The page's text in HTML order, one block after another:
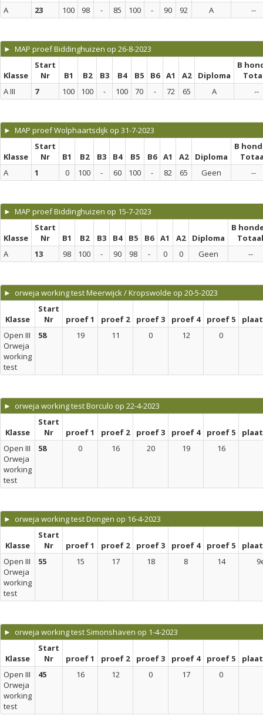
A
23 100 98 - 85 100 - 90 92 A --
► MAP proef Biddinghuizen op 26-8-2023
Klasse
Start
Nr
B1 B2 B3 B4 B5 B6 A1 A2 Diploma
B
A III
7 100 100 - 100 70 - 72 65 A --
► MAP proef Wolphaartsdijk op 31-7-2023
Klasse
Start
Nr
B1 B2 B3 B4 B5 B6 A1 A2 Diploma
B
A
1 0 100 - 60 100 - 82 65 Geen --
► MAP proef Biddinghuizen op 15-7-2023
Klasse
Start
Nr
B1 B2 B3 B4 B5 B6 A1 A2 Diploma
B
Totaal
A
13 98 100 - 90 98 - 0 0 Geen --
► orweja working test Meerwijck / Kropswolde op 20-5-2023
Klasse
Start
Nr
proef 1 proef 2 proef 3 proef 4 proef 5
Open III
Orweja
working
test
58 19 11 0 12 0
► orweja working test Borculo op 22-4-2023
Klasse
Start
Nr
proef 1 proef 2 proef 3 proef 4 proef 5
Open III
Orweja
working
test
58 0 16 20 19 16
► orweja working test Dongen op 16-4-2023
Klasse
Start
Nr
proef 1 proef 2 proef 3 proef 4 proef 5
Open III
Orweja
working
test
55 15 17 18 8 14
► orweja working test Simonshaven op 1-4-2023
Klasse
Start
Nr
proef 1 proef 2 proef 3 proef 4 proef 5
Open III
Orweja
working
test
45 16 12 0 17 0